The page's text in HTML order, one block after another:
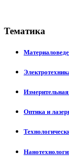
Тематика
Оптика и